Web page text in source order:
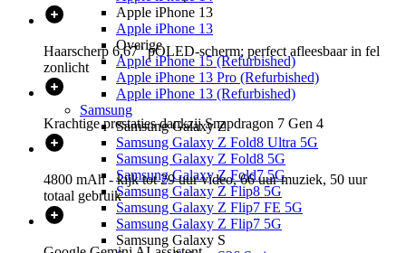
Apple iPhone 13
Apple iPhone 13
Overige
Apple iPhone 15 (Refurbished)
Apple iPhone 13 Pro (Refurbished)
Apple iPhone 13 (Refurbished)
Samsung
Samsung Galaxy Z
Samsung Galaxy Z Fold8 Ultra 5G
Samsung Galaxy Z Fold8 5G
Samsung Galaxy Z Fold7 5G
Samsung Galaxy Z Flip8 5G
Samsung Galaxy Z Flip7 FE 5G
Samsung Galaxy Z Flip7 5G
Samsung Galaxy S
Haarscherp 6,67" pOLED-scherm; perfect afleesbaar in fel
zonlicht
Krachtige prestaties dankzij Snapdragon 7 Gen 4
4800 mAh - kijk tot 29 uur video, 66 uur muziek, 50 uur
totaal gebruik